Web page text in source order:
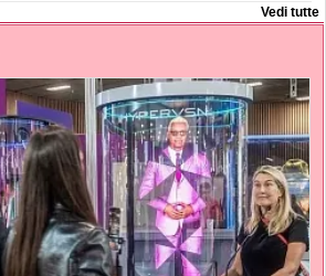
Vedi tutte